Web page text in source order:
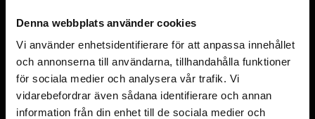
Denna webbplats använder cookies
Vi använder enhetsidentifierare för att anpassa innehållet
och annonserna till användarna, tillhandahålla funktioner
för sociala medier och analysera vår trafik. Vi
vidarebefordrar även sådana identifierare och annan
information från din enhet till de sociala medier och
Åstorp
Hyllinge
Bjuv
Mörarp